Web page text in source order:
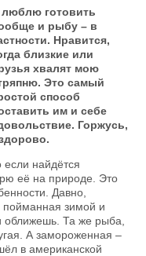
готовить
и рыбу – в
Нравится,
близкие или
хвалят мою
Это самый
способ
им и себе
Горжусь,
найдётся
её на природе. Это
Давно,
зимой и
оближешь. Та же рыба,
А замороженная –
в американской